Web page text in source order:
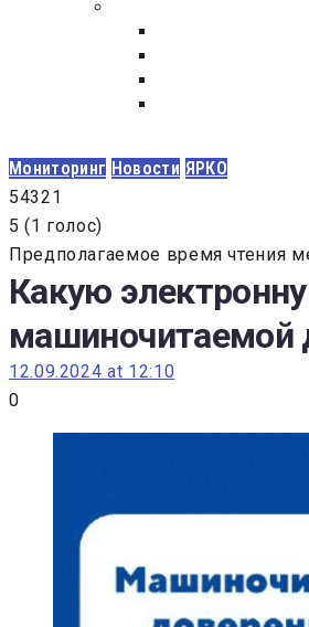
Мониторинг Новости ЯРКО
54321
5 (1 голос)
Предполагаемое время чтения
Какую
машиночитаемой
12.09.2024 at 12:10
0